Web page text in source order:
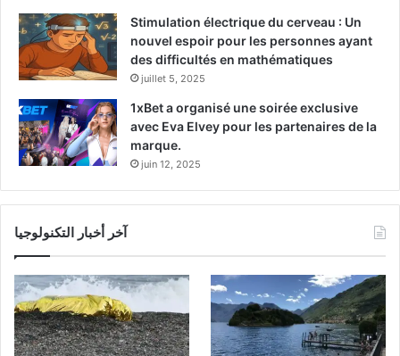
Stimulation électrique du cerveau : Un
nouvel espoir pour les personnes ayant
des difficultés en mathématiques
juillet 5, 2025
1xBet a organisé une soirée exclusive
avec Eva Elvey pour les partenaires de la
marque.
juin 12, 2025
آخر أخبار التكنولوجيا